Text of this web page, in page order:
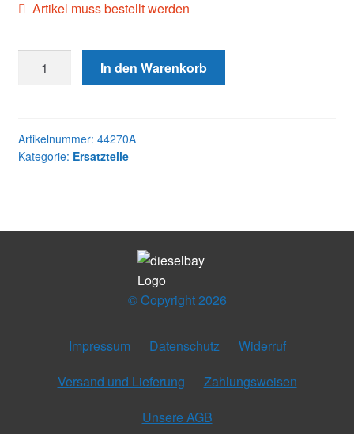
Artikel muss bestellt werden
NOZZLE
In den Warenkorb
Artikelnummer: 44270A
Kategorie: Ersatzteile
© Copyright 2026
Impressum Datenschutz
Widerruf
Versand und Lieferung
Zahlungsweisen
Unsere AGB